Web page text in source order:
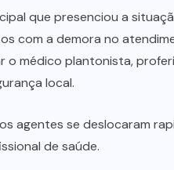
que presenciou a
com a demora no
o médico plantonista,
local.
agentes se deslocaram
de saúde.